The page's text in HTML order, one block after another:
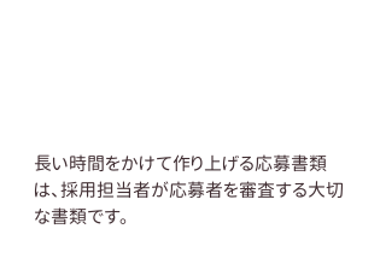
長い時間をかけて作り上げる応募書類
は、採用担当者が応募者を審査する大切
な書類です。